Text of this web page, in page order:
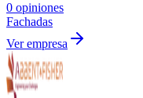
0 opiniones
Fachadas
Ver empresa